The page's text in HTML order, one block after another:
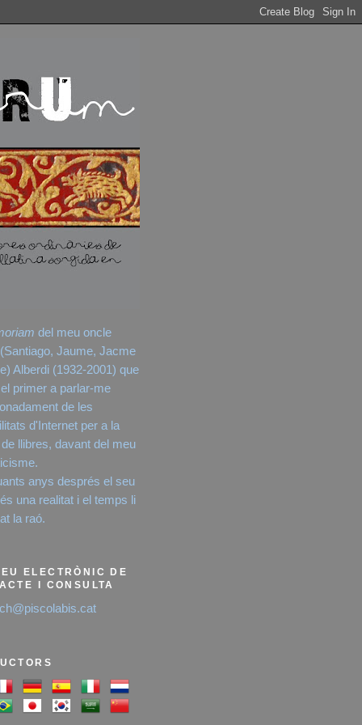
del meu oncle
Jaume, Jacme
Alberdi (1932-2001) que
primer a parlar-me
de les
d'Internet per a la
llibres, davant del meu
anys després el seu
una realitat i el temps li
la raó.
ELECTRÒNIC DE
I CONSULTA